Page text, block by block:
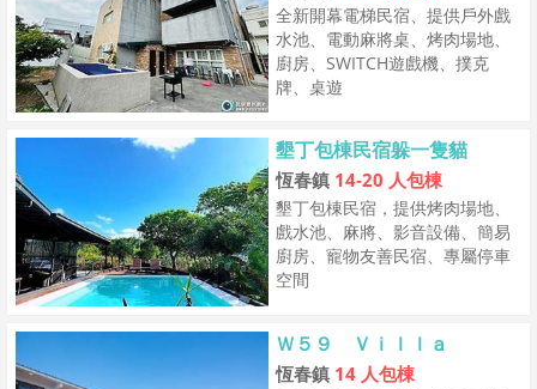
全新開幕電梯民宿、提供戶外戲
水池、電動麻將桌、烤肉場地、
廚房、SWITCH遊戲機、撲克
牌、桌遊
墾丁包棟民宿躲一隻貓
恆春鎮 14-20 人包棟
墾丁包棟民宿，提供烤肉場地、
戲水池、麻將、影音設備、簡易
廚房、寵物友善民宿、專屬停車
空間
Ｗ５９ Ｖｉｌｌａ
恆春鎮 14 人包棟